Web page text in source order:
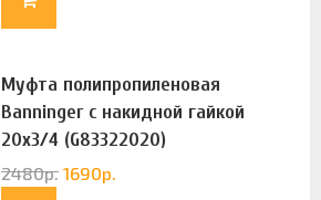
Муфта полипропиленовая
Banninger с накидной гайкой
20х3/4 (G83322020)
2480р. 1690р.